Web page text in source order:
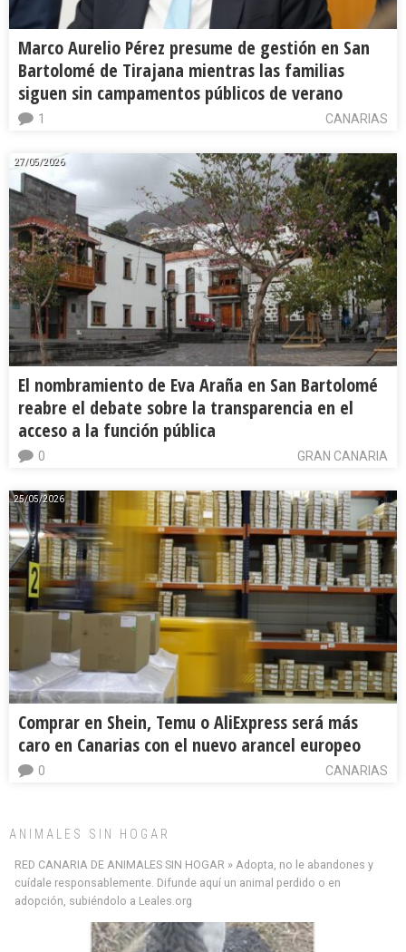
Marco Aurelio Pérez presume de gestión en San
Bartolomé de Tirajana mientras las familias
siguen sin campamentos públicos de verano
CANARIAS
1
27/05/2026
El nombramiento de Eva Araña en San Bartolomé
reabre el debate sobre la transparencia en el
acceso a la función pública
GRAN CANARIA
0
25/05/2026
Comprar en Shein, Temu o AliExpress será más
caro en Canarias con el nuevo arancel europeo
CANARIAS
0
ANIMALES SIN HOGAR
RED CANARIA DE ANIMALES SIN HOGAR » Adopta, no le abandones y
cuídale responsablemente. Difunde aquí un animal perdido o en
adopción, subiéndolo a Leales.org